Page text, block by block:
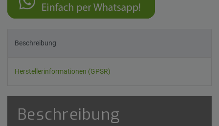
Beschreibung
Herstellerinformationen (GPSR)
Beschreibung